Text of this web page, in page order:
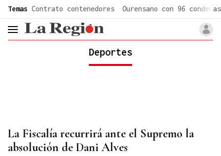
Temas Contrato contenedores Ourensano con 96 condenas
header.menu.open
Deportes
La Fiscalía recurrirá ante el Supremo la
absolución de Dani Alves